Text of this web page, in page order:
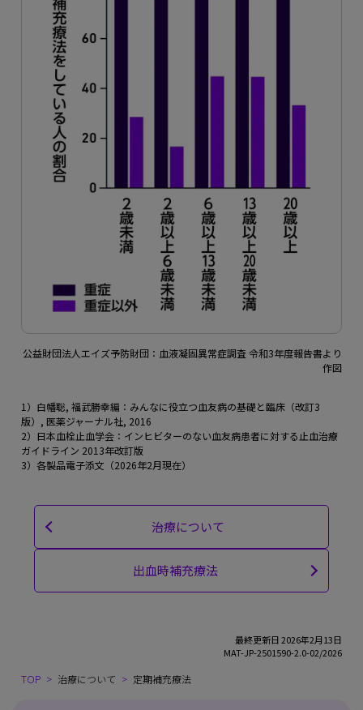
公益財団法人エイズ予防財団：血液凝固異常症調査 令和3年度報告書より
作図
1）白幡聡, 福武勝幸編：みんなに役立つ血友病の基礎と臨床（改訂3
版）, 医薬ジャーナル社, 2016
2）日本血栓止血学会：インヒビターのない血友病患者に対する止血治療
ガイドライン 2013年改訂版
3）各製品電子添文（2026年2月現在）
治療について
出血時補充療法
最終更新日 2026年2月13日
MAT-JP-2501590-2.0-02/2026
TOP 治療について 定期補充療法